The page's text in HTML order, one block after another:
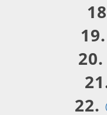
19.
20.
22.